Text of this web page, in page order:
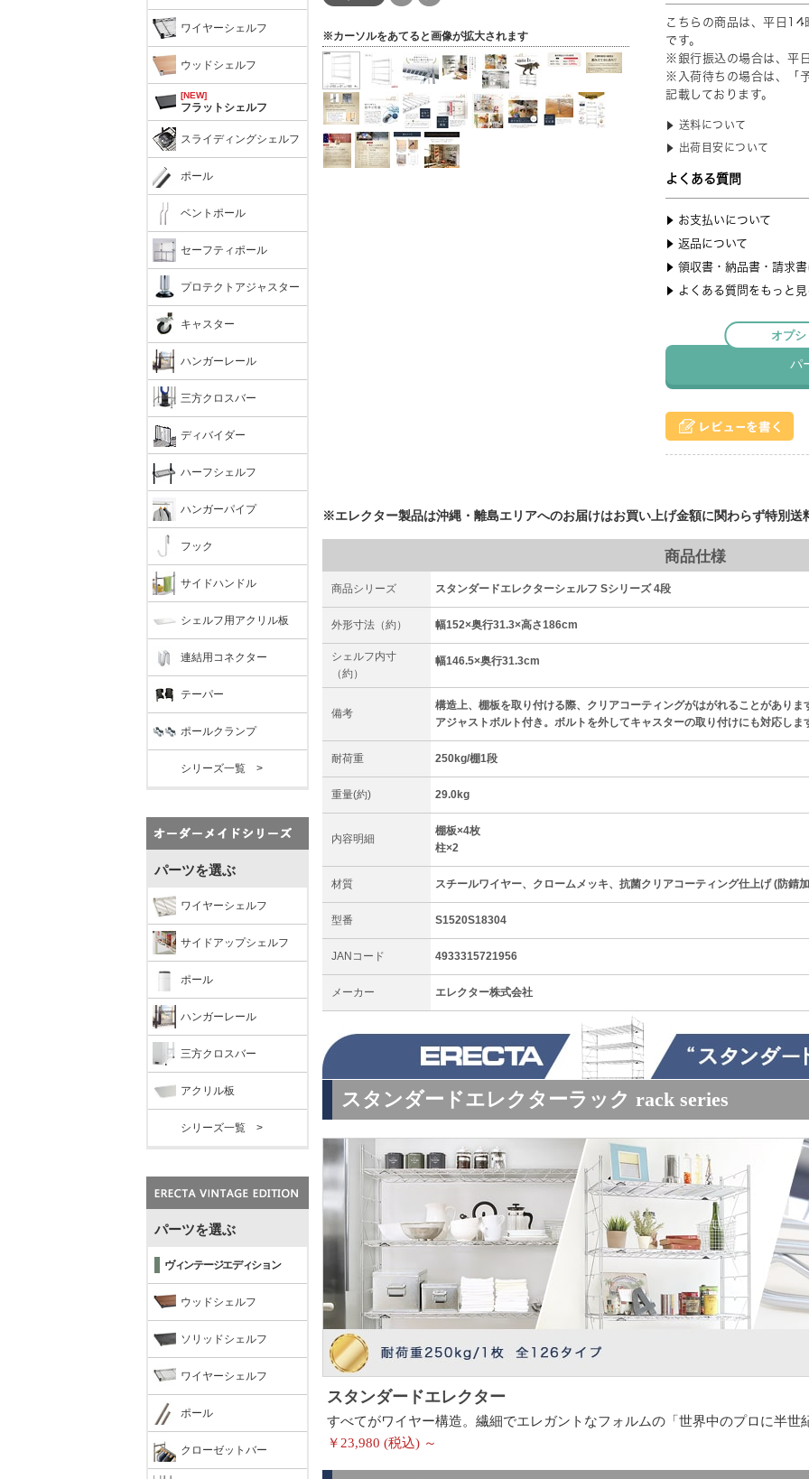
ワイヤーシェルフ
ウッドシェルフ
[NEW]
フラットシェルフ
スライディングシェルフ
ポール
ベントポール
セーフティポール
プロテクトアジャスター
キャスター
ハンガーレール
三方クロスバー
ディバイダー
ハーフシェルフ
ハンガーパイプ
フック
サイドハンドル
シェルフ用アクリル板
連結用コネクター
テーパー
ポールクランプ
シリーズ一覧 >
パーツを選ぶ
ワイヤーシェルフ
サイドアップシェルフ
ポール
ハンガーレール
三方クロスバー
アクリル板
シリーズ一覧 >
パーツを選ぶ
ヴィンテージエディション
ウッドシェルフ
ソリッドシェルフ
ワイヤーシェルフ
ポール
クローゼットバー
※カーソルをあてると画像が拡大されます
※エレクター製品は沖縄・離島エリアへのお届けはお買い上げ金額に関わらず特別送
商品仕様
商品シリーズ スタンダードエレクターシェルフ Sシリーズ 4段
外形寸法（約） 幅152×奥行31.3×高さ186cm
シェルフ内寸
（約）
幅146.5×奥行31.3cm
備考
構造上、棚板を取り付ける際、クリアコーティングがはがれることがありま
アジャストボルト付き。ボルトを外してキャスターの取り付けにも対応しま
耐荷重 250kg/棚1段
重量(約) 29.0kg
内容明細
棚板×4枚
柱×2
材質 スチールワイヤー、クロームメッキ、抗菌クリアコーティング仕上げ (防錆
型番 S1520S18304
JANコード 4933315721956
メーカー エレクター株式会社